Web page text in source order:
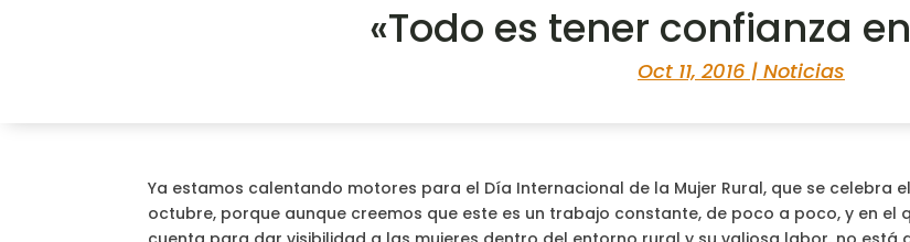
«Todo es tener confianza
Oct 11, 2016 | Noticias
Ya estamos calentando motores para el Día Internacional de la Mujer Rural, que se celebra
octubre, porque aunque creemos que este es un trabajo constante, de poco a poco, y en el